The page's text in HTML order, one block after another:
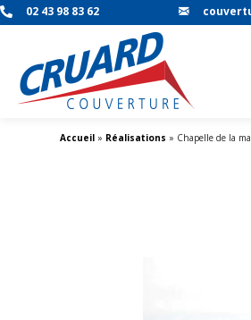
02 43 98 83 62
Accueil » Réalisations » Chapelle de la